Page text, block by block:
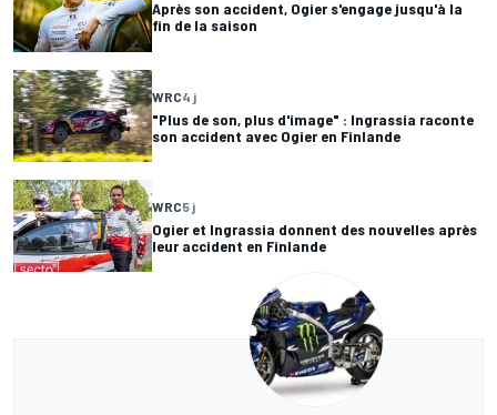
Après son accident, Ogier s'engage jusqu'à la
fin de la saison
WRC4 j
"Plus de son, plus d'image" : Ingrassia raconte
son accident avec Ogier en Finlande
WRC5 j
Ogier et Ingrassia donnent des nouvelles après
leur accident en Finlande